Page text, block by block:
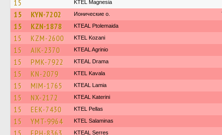
15 ΚΤΕL Magnesia
15 KYN-7202 Ионические о.
15 KZN-1878 KTEAL Ptolemaida
15 KZM-2600 ΚΤΕL Kozani
15 AIK-2370 KTEAL Agrinio
15 PMK-7922 KTEAL Drama
15 KN-2079 KTEL Kavala
15 MIM-1765 KTEAL Lamia
15 NX-2172 KTEAL Katerini
15 EEK-7430 KTEL Pellas
15 YMT-9964 KTEL Salaminas
15 EPH-8363 KTEAL Serres